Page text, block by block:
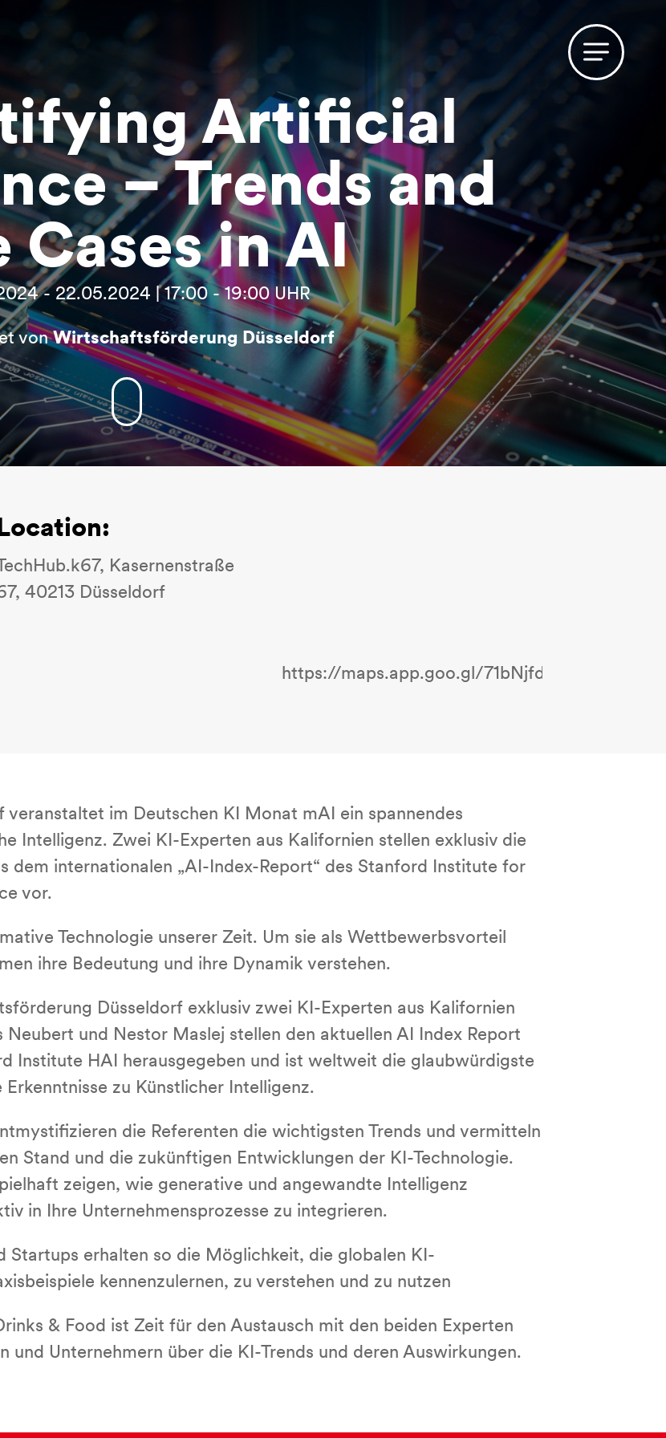
Artificial
– Trends and
Cases in AI
- 22.05.2024 | 17:00 - 19:00 UHR
vonWirtschaftsförderung Düsseldorf
TechHub.k67, Kasernenstraße
40213 Düsseldorf
https://maps.app.goo.gl/
im Deutschen KI Monat mAI ein spannendes
Intelligenz. Zwei KI-Experten aus Kalifornien stellen exklusiv die
dem internationalen „AI-Index-Report“ des Stanford Institute for
vor.
Technologie unserer Zeit. Um sie als Wettbewerbsvorteil
ihre Bedeutung und ihre Dynamik verstehen.
Düsseldorf exklusiv zwei KI-Experten aus Kalifornien
Neubert und Nestor Maslej stellen den aktuellen AI Index Report
Institute HAI herausgegeben und ist weltweit die glaubwürdigste
zu Künstlicher Intelligenz.
die Referenten die wichtigsten Trends und vermitteln
Stand und die zukünftigen Entwicklungen der KI-Technologie.
zeigen, wie generative und angewandte Intelligenz
in Ihre Unternehmensprozesse zu integrieren.
Startups erhalten so die Möglichkeit, die globalen KI-
kennenzulernen, zu verstehen und zu nutzen
& Food ist Zeit für den Austausch mit den beiden Experten
und Unternehmern über die KI-Trends und deren Auswirkungen.